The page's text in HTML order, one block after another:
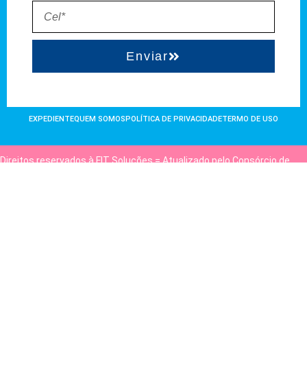
Enviar
EXPEDIENTEQUEM SOMOS POLÍTICA DE PRIVACIDADETERMO DE USO
Direitos reservados à FIT Soluções = Atualizado pelo Consórcio de